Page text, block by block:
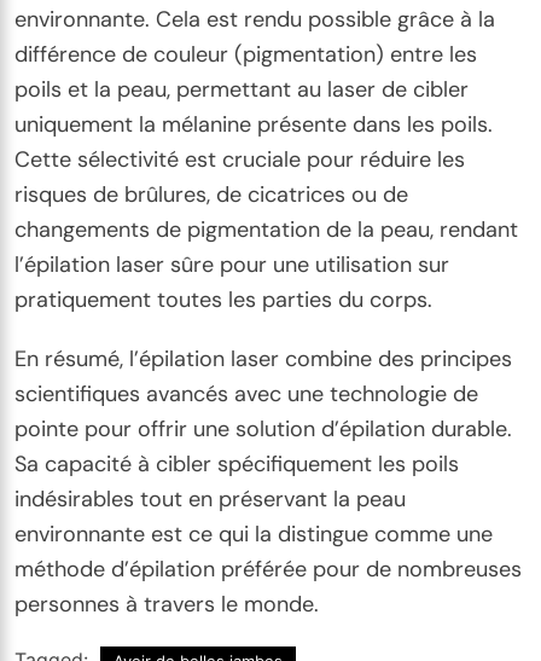
environnante. Cela est rendu possible grâce à la
différence de couleur (pigmentation) entre les
poils et la peau, permettant au laser de cibler
uniquement la mélanine présente dans les poils.
Cette sélectivité est cruciale pour réduire les
risques de brûlures, de cicatrices ou de
changements de pigmentation de la peau, rendant
l’épilation laser sûre pour une utilisation sur
pratiquement toutes les parties du corps.
En résumé, l’épilation laser combine des principes
scientifiques avancés avec une technologie de
pointe pour offrir une solution d’épilation durable.
Sa capacité à cibler spécifiquement les poils
indésirables tout en préservant la peau
environnante est ce qui la distingue comme une
méthode d’épilation préférée pour de nombreuses
personnes à travers le monde.